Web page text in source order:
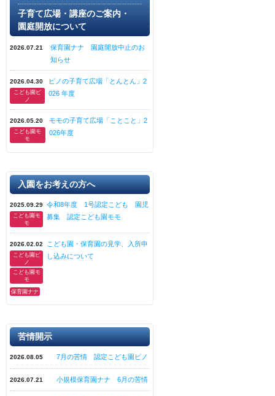
子育て広場・講座のご案内・
園庭開放について
2026.07.21
保育園ナナ 園庭開放中止のお
知らせ
2026.04.30
こども園ピ
ノ
ピノの子育て広場「とんとん」2
026 年度
2026.05.20
こども園モ
モ
モモの子育て広場「ことこと」2
026年度
入園をお考えの方へ
2025.09.29
こども園モ
モ
令和8年度 1号認定こども 園児
募集 認定こども園モモ
2026.02.02
こども園ピ
ノ
こども園モ
モ
保育園ナナ
こども園・保育園の見学、入所申
し込みについて
苦情開示
2026.08.05 7月の苦情 認定こども園ピノ
2026.07.21 小規模保育園ナナ 6月の苦情